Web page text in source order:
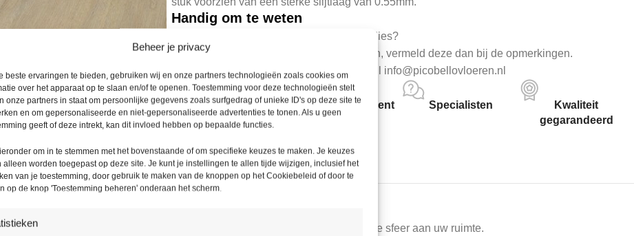
Beheer je privacy
beste ervaringen te bieden, gebruiken wij en onze partners technologieën zoals cookies om
over het apparaat op te slaan en/of te openen. Toestemming voor deze technologieën stelt
onze partners in staat om persoonlijke gegevens zoals surfgedrag of unieke ID's op deze site te
en om gepersonaliseerde en niet-gepersonaliseerde advertenties te tonen. Als u geen
geeft of deze intrekt, kan dit invloed hebben op bepaalde functies.
om in te stemmen met het bovenstaande of om specifieke keuzes te maken. Je keuzes
alleen worden toegepast op deze site. Je kunt je instellingen te allen tijde wijzigen, inclusief het
van je toestemming, door gebruik te maken van de knoppen op het Cookiebeleid of door te
op de knop 'Toestemming beheren' onderaan het scherm.
Handig om te weten
Houdt u rekening met 5 tot 10% snijverlies?
Mocht u nog specifieke wensen hebben, vermeld deze dan bij de opmerkingen.
Bel voor vragen 085 – 016 38 81 of mail info@picobellovloeren.nl
Levering binnen
48 uur
Ruime assortiment Specialisten
Kwaliteit
gegarandeerd
De Vivafloors collectie geeft een natuurlijke sfeer aan uw ruimte.